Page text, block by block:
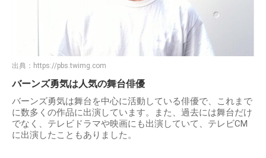
出典： https://pbs.twimg.com
バーンズ勇気は人気の舞台俳優
バーンズ勇気は舞台を中心に活動している俳優で、これまで
に数多くの作品に出演しています。また、過去には舞台だけ
でなく、テレビドラマや映画にも出演していて、テレビCM
に出演したこともありました。